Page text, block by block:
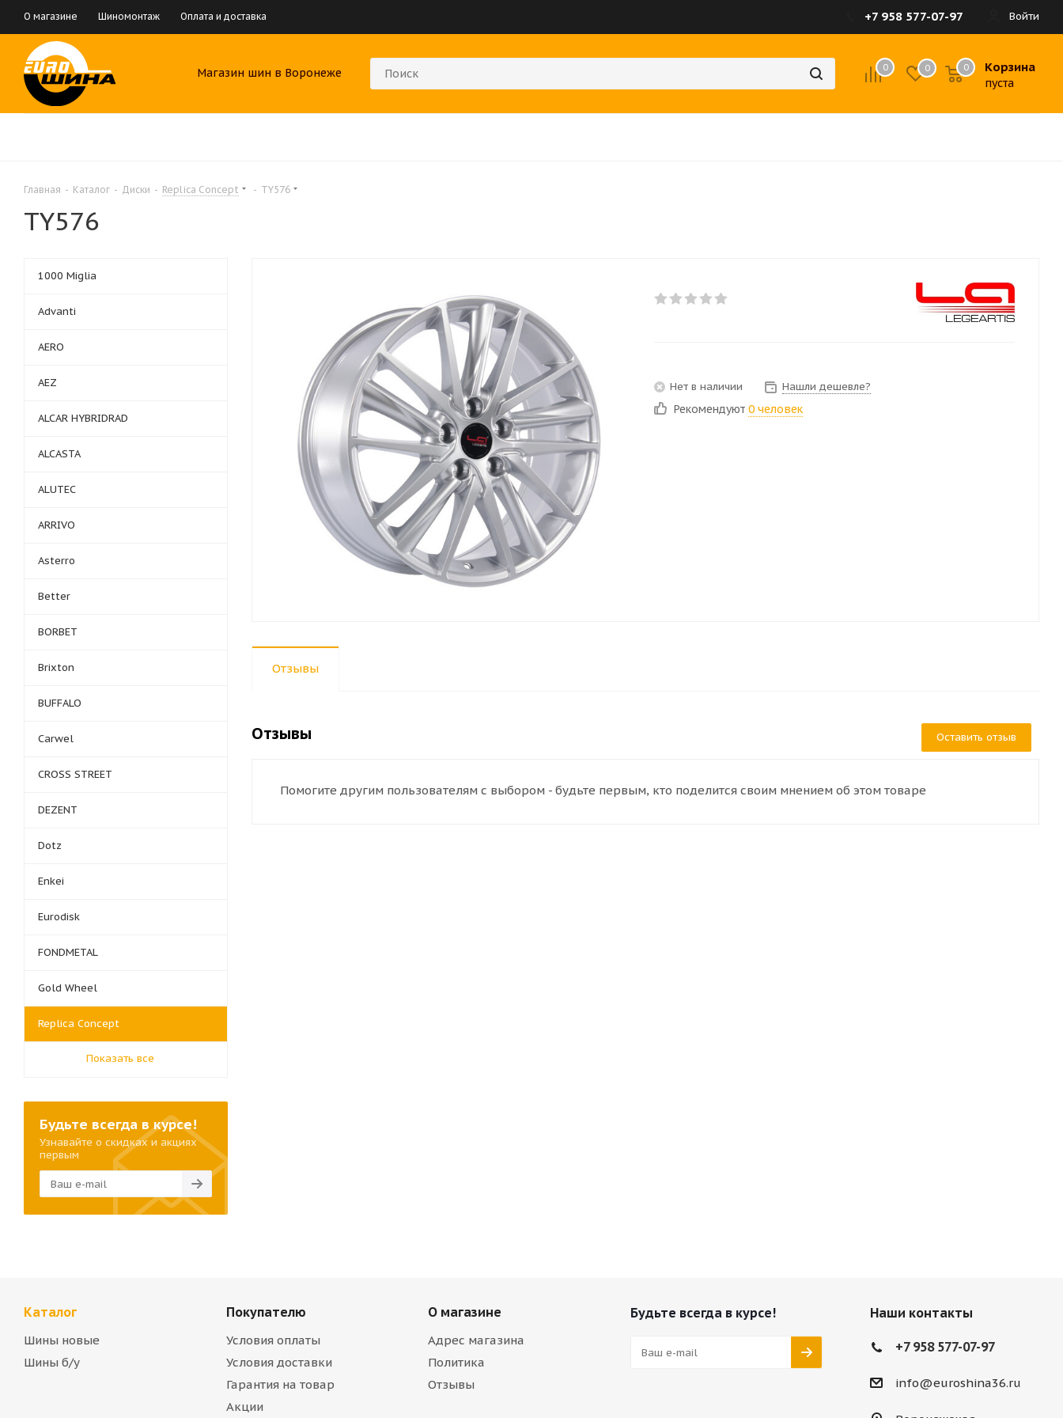
О магазине Шиномонтаж Оплата и доставка Войти
+7 958 577-07-97
Магазин шин в Воронеже 0 0 Корзина
пуста
0
Главная - Каталог - Диски - Replica Concept - TY576
TY576
Нет в наличии Нашли дешевле?
Рекомендуют 0 человек
Отзывы
Отзывы Оставить отзыв
Помогите другим пользователям с выбором - будьте первым, кто поделится своим мнением об этом товаре
1000 Miglia
Advanti
AERO
AEZ
ALCAR HYBRIDRAD
ALCASTA
ALUTEC
ARRIVO
Asterro
Better
BORBET
Brixton
BUFFALO
Carwel
CROSS STREET
DEZENT
Dotz
Enkei
Eurodisk
FONDMETAL
Gold Wheel
Replica Concept
Показать все
Будьте всегда в курсе!
Узнавайте о скидках и акциях
первым
Каталог
Шины новые
Шины б/у
Покупателю
Условия оплаты
Условия доставки
Гарантия на товар
Акции
О магазине
Адрес магазина
Политика
Отзывы
Будьте всегда в курсе! Наши контакты
+7 958 577-07-97
info@euroshina36.ru